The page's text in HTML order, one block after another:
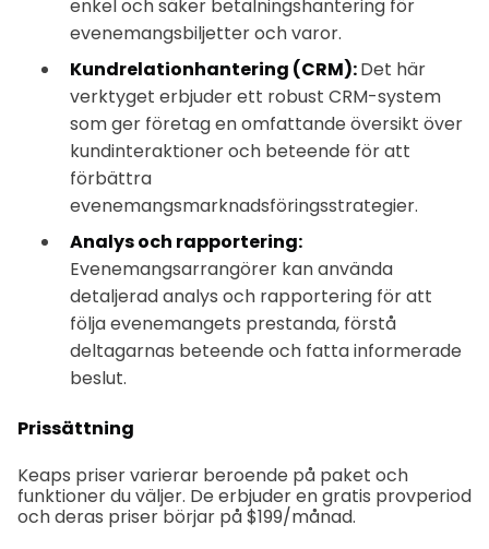
enkel och säker betalningshantering för
evenemangsbiljetter och varor.
Kundrelationhantering (CRM):Det här
verktyget erbjuder ett robust CRM-system
som ger företag en omfattande översikt över
kundinteraktioner och beteende för att
förbättra
evenemangsmarknadsföringsstrategier.
Analys och rapportering:
Evenemangsarrangörer kan använda
detaljerad analys och rapportering för att
följa evenemangets prestanda, förstå
deltagarnas beteende och fatta informerade
beslut.
Prissättning
Keaps priser varierar beroende på paket och
funktioner du väljer. De erbjuder en gratis provperiod
och deras priser börjar på $199/månad.